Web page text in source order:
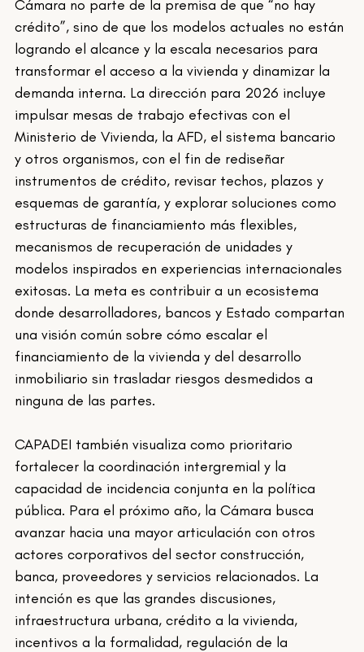
Cámara no parte de la premisa de que “no hay
crédito”, sino de que los modelos actuales no están
logrando el alcance y la escala necesarios para
transformar el acceso a la vivienda y dinamizar la
demanda interna. La dirección para 2026 incluye
impulsar mesas de trabajo efectivas con el
Ministerio de Vivienda, la AFD, el sistema bancario
y otros organismos, con el fin de rediseñar
instrumentos de crédito, revisar techos, plazos y
esquemas de garantía, y explorar soluciones como
estructuras de financiamiento más flexibles,
mecanismos de recuperación de unidades y
modelos inspirados en experiencias internacionales
exitosas. La meta es contribuir a un ecosistema
donde desarrolladores, bancos y Estado compartan
una visión común sobre cómo escalar el
financiamiento de la vivienda y del desarrollo
inmobiliario sin trasladar riesgos desmedidos a
ninguna de las partes.
CAPADEI también visualiza como prioritario
fortalecer la coordinación intergremial y la
capacidad de incidencia conjunta en la política
pública. Para el próximo año, la Cámara busca
avanzar hacia una mayor articulación con otros
actores corporativos del sector construcción,
banca, proveedores y servicios relacionados. La
intención es que las grandes discusiones,
infraestructura urbana, crédito a la vivienda,
incentivos a la formalidad, regulación de la